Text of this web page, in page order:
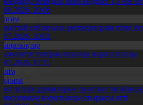
20:06
сайлауына үміткерлердің тізімі
20:03
теміржолшылар марапатталды
17:15
ұрпақтары» грантын
қорытынды отырысы өтті